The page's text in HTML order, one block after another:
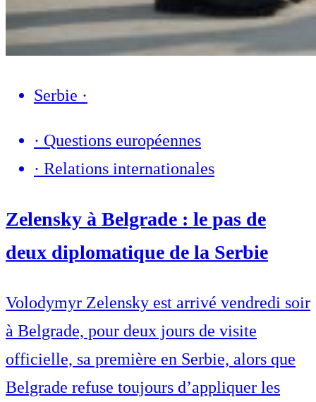
Serbie ·
· Questions européennes
· Relations internationales
Zelensky à Belgrade : le pas de
deux diplomatique de la Serbie
Volodymyr Zelensky est arrivé vendredi soir
à Belgrade, pour deux jours de visite
officielle, sa première en Serbie, alors que
Belgrade refuse toujours d’appliquer les